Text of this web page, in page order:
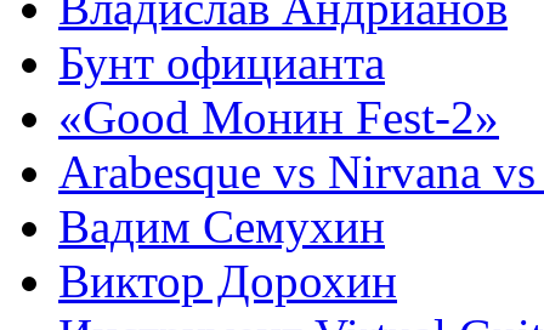
Бунт официанта
«Good Монин Fest-2»
Arabesque vs Nirvana
Вадим Семухин
Виктор Дорохин